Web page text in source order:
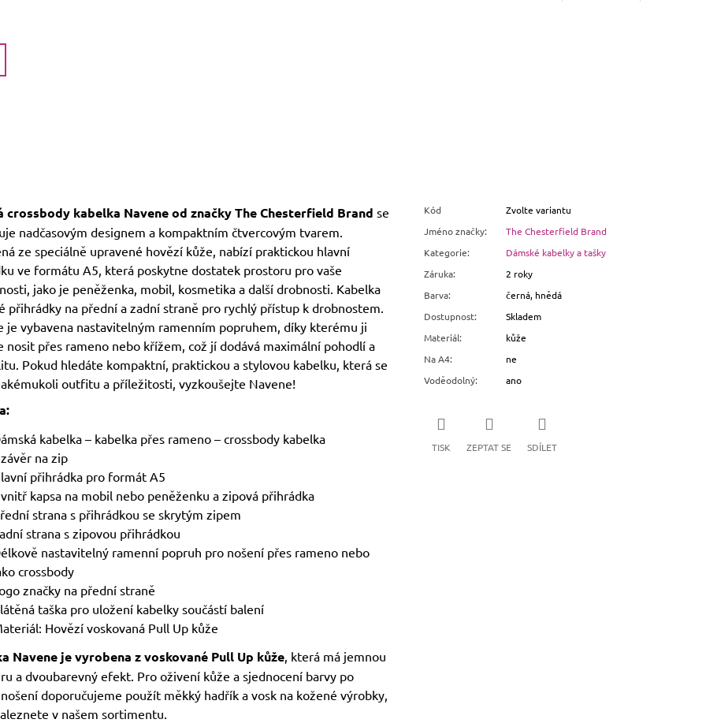
crossbody kabelka Navene od značky The Chesterfield Brand se
nadčasovým designem a kompaktním čtvercovým tvarem.
ze speciálně upravené hovězí kůže, nabízí praktickou hlavní
ve formátu A5, která poskytne dostatek prostoru pro vaše
jako je peněženka, mobil, kosmetika a další drobnosti. Kabelka
přihrádky na přední a zadní straně pro rychlý přístup k drobnostem.
je vybavena nastavitelným ramenním popruhem, díky kterému ji
nosit přes rameno nebo křížem, což jí dodává maximální pohodlí a
Pokud hledáte kompaktní, praktickou a stylovou kabelku, která se
outfitu a příležitosti, vyzkoušejte Navene!
kabelka – kabelka přes rameno – crossbody kabelka
na zip
přihrádka pro formát A5
kapsa na mobil nebo peněženku a zipová přihrádka
strana s přihrádkou se skrytým zipem
strana s zipovou přihrádkou
nastavitelný ramenní popruh pro nošení přes rameno nebo
crossbody
značky na přední straně
taška pro uložení kabelky součástí balení
Hovězí voskovaná Pull Up kůže
Navene je vyrobena z voskované Pull Up kůže, která má jemnou
a dvoubarevný efekt. Pro oživení kůže a sjednocení barvy po
doporučujeme použít měkký hadřík a vosk na kožené výrobky,
v našem sortimentu.
Kód
Zvolte variantu
Jméno značky:
The Chesterfield Brand
Kategorie:
Dámské kabelky a tašky
Záruka:
2 roky
Barva:
černá, hnědá
Dostupnost:
Skladem
Materiál:
kůže
Na A4:
ne
Voděodolný: ano
TISK ZEPTAT SE SDÍLET